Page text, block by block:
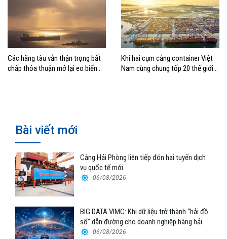
Các hãng tàu vẫn thận trọng bất
chấp thỏa thuận mở lại eo biển
Khi hai cụm cảng container Việt
Nam cùng chung tốp 20 thế giới
Bài viết mới
Cảng Hải Phòng liên tiếp đón hai tuyến dịch
vụ quốc tế mới
06/08/2026
BIG DATA VIMC: Khi dữ liệu trở thành “hải đồ
số” dẫn đường cho doanh nghiệp hàng hải
06/08/2026